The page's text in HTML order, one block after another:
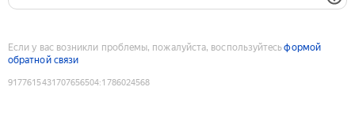
Если у вас возникли проблемы, пожалуйста, воспользуйтесьформой
обратной связи
9177615431707656504:1786024568